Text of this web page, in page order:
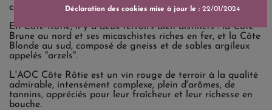
continentales des terres de Bourgogne plus au Nord.
En Côte-Rôtie, il y a deux terroirs bien distincts : la Côte
Brune au nord et ses micaschistes riches en fer, et la Côte
Blonde au sud, composé de gneiss et de sables argileux
appelés "arzels".
L'AOC Côte Rôtie est un vin rouge de terroir à la qualité
admirable, intensément complexe, plein d'arômes, de
tannins, appréciés pour leur fraîcheur et leur richesse en
bouche.
Déclaration des cookies mise à jour le :22/01/2024